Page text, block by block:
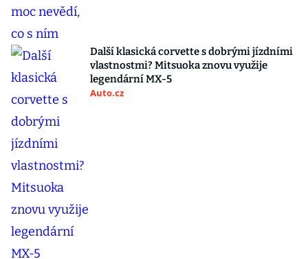
Další klasická corvette s dobrými jízdními
vlastnostmi? Mitsuoka znovu využije
legendární MX-5
Auto.cz